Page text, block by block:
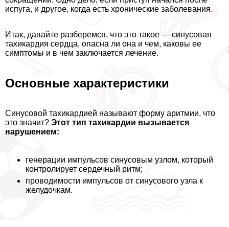
испуга, и другое, когда есть хронические заболевания.
Итак, давайте разберемся, что это такое — синусовая
тахикардия сердца, опасна ли она и чем, каковы ее
симптомы и в чем заключается лечение.
Основные хаpaктеристики
Синусовой тахикардией называют форму аритмии, что
это значит? Этот тип тахикардии вызывается
нарушением:
генерации импульсов синусовым узлом, который
контролирует сердечный ритм;
проводимости импульсов от синусового узла к
желудочкам.